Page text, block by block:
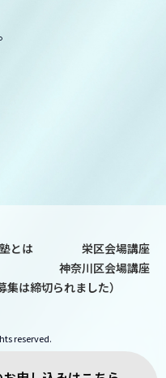
とは
栄区会場講座
神奈川区会場講座
は締切られました）
reserved.